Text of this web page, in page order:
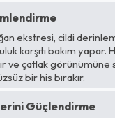
ekstresi, cildi
karşıtı bakım yapar.
ve çatlak görünümüne
bir his bırakır.
Güçlendirme